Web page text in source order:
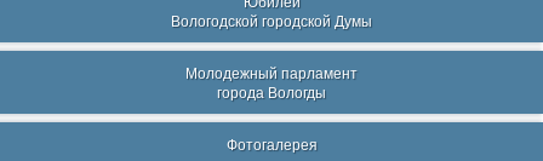
Вологодской городской Думы
Молодежный парламент
города Вологды
Фотогалерея